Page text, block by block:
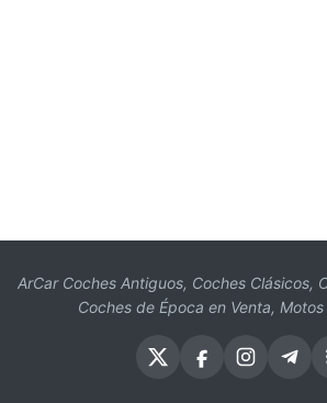
ArCar Coches Antiguos, Coches Clásicos,
Coches de Época en Venta,